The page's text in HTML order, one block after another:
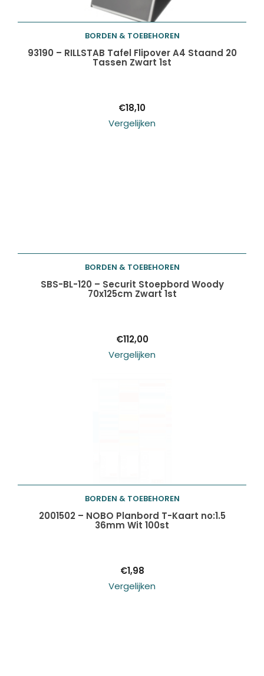
Toevoegen aan
BORDEN & TOEBEHOREN
93190 – RILLSTAB Tafel Flipover A4 Staand 20
Tassen Zwart 1st
€18,10
Vergelijken
Toevoegen aan
BORDEN & TOEBEHOREN
SBS-BL-120 – Securit Stoepbord Woody
70x125cm Zwart 1st
€112,00
Vergelijken
Toevoegen aan
BORDEN & TOEBEHOREN
2001502 – NOBO Planbord T-Kaart no:1.5
36mm Wit 100st
€1,98
Vergelijken